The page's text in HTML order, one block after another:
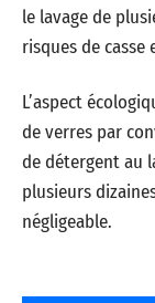
le lavage de
risques de
L’aspect
de verres par
de détergent au
plusieurs
négligeable.